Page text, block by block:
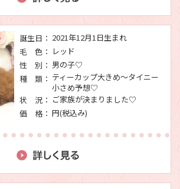
誕生日： 2021年12月1日生まれ
毛 色： レッド
性 別： 男の子♡
種 類： ティーカップ大きめ～タイニー
小さめ予想♡
状 況： ご家族が決まりました♡
価 格： 円(税込み)